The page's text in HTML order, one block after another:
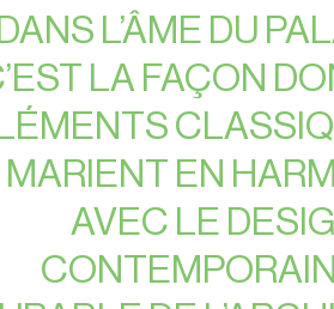
DANS L’ÂME DU
LA FAÇON
MARIENT EN
AVEC LE